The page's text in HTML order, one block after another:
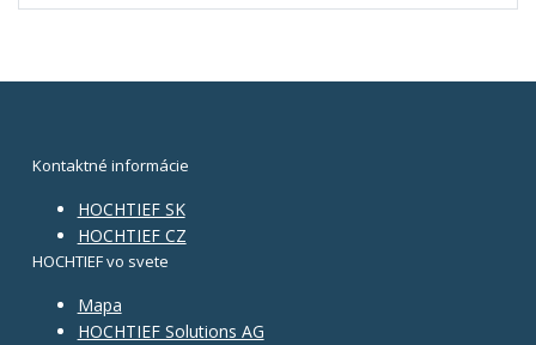
Kontaktné informácie
HOCHTIEF SK
HOCHTIEF CZ
HOCHTIEF vo svete
Mapa
HOCHTIEF Solutions AG